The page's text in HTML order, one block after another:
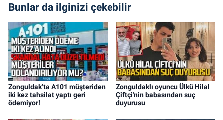
Bunlar da ilginizi çekebilir
Zonguldak’ta A101 müşteriden
iki kez tahsilat yaptı geri
ödemiyor!
Zonguldaklı oyuncu Ülkü Hilal
Çiftçi'nin babasından suç
duyurusu